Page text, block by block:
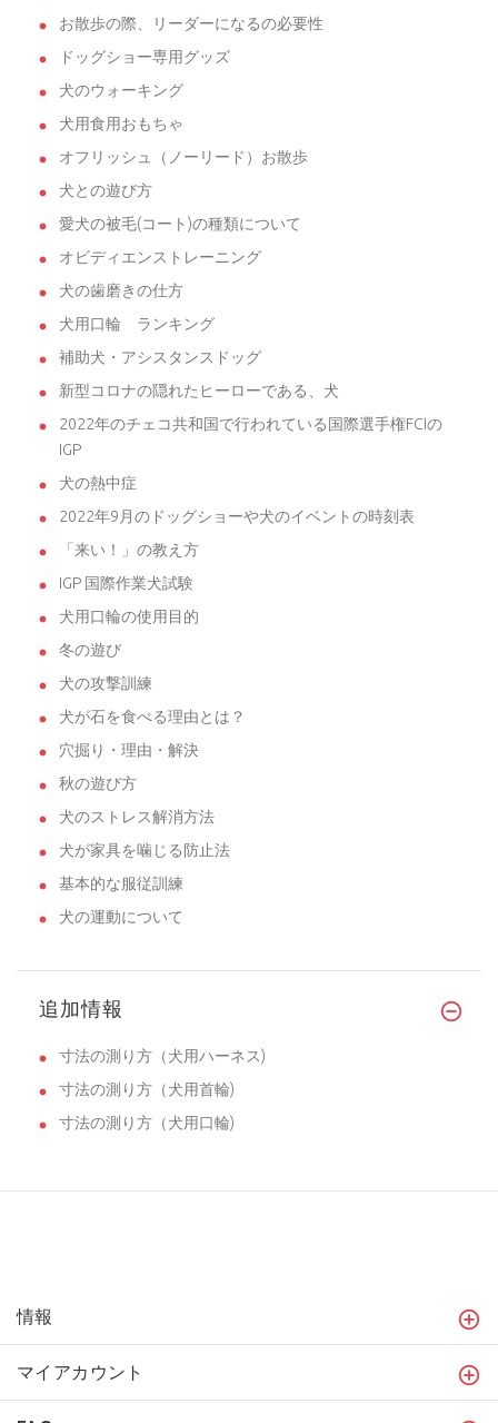
お散歩の際、リーダーになるの必要性
ドッグショー専用グッズ
犬のウォーキング
犬用食用おもちゃ
オフリッシュ（ノーリード）お散歩
犬との遊び方
愛犬の被毛(コート)の種類について
オビディエンストレーニング
犬の歯磨きの仕方
犬用口輪 ランキング
補助犬・アシスタンスドッグ
新型コロナの隠れたヒーローである、犬
2022年のチェコ共和国で行われている国際選手権FCIの
IGP
犬の熱中症
2022年9月のドッグショーや犬のイベントの時刻表
「来い！」の教え方
IGP 国際作業犬試験
犬用口輪の使用目的
冬の遊び
犬の攻撃訓練
犬が石を食べる理由とは？
穴掘り・理由・解決
秋の遊び方
犬のストレス解消方法
犬が家具を噛じる防止法
基本的な服従訓練
犬の運動について
追加情報
寸法の測り方（犬用ハーネス)
寸法の測り方（犬用首輪)
寸法の測り方（犬用口輪)
情報
マイアカウント